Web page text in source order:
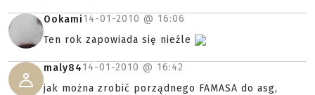
Ookami14-01-2010 @ 16:06
Ten rok zapowiada się nieźle
maly8414-01-2010 @ 16:42
jak można zrobić porządnego FAMASA do asg,